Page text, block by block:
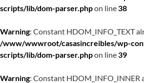
scripts/lib/dom-parser.phpon line38
Warning: Constant HDOM_INFO_TEXT
/www/wwwroot/casasincreibles/wp-
scripts/lib/dom-parser.phpon line39
Warning: Constant HDOM_INFO_INNER